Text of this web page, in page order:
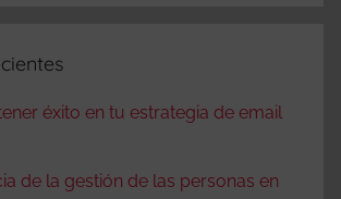
éxito en tu estrategia de email
de la gestión de las personas en